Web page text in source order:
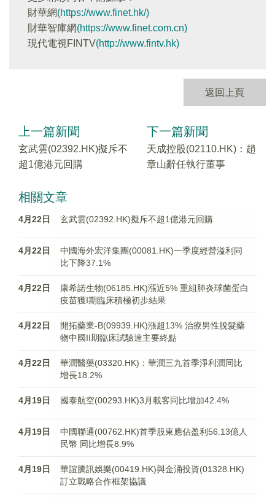
財華網(https://www.finet.hk/)
財華智庫網(https://www.finet.com.cn)
現代電視FINTV(http://www.fintv.hk)
返回上頁
上一篇新聞
玄武雲(02392.HK)擬斥不
超1億港元回購
下一篇新聞
天成控股(02110.HK)：趙
章山辭任執行董事
相關文章
4月22日 玄武雲(02392.HK)擬斥不超1億港元回購
4月22日
中國海外宏洋集團(00081.HK)一季度經營溢利同
比下降37.1%
4月22日
康希諾生物(06185.HK)漲近5% 重組肺炎球菌蛋白
疫苗獲I期臨床積極初步結果
4月22日
開拓藥業-B(09939.HK)漲超13% 治療男性脫髮藥
物中國II期臨床試驗達主要終點
4月22日
華潤醫藥(03320.HK)：華潤三九首季淨利潤同比
增長18.2%
4月19日 國泰航空(00293.HK)3月載客同比增加42.4%
4月19日
中國聯通(00762.HK)首季股東應佔盈利56.13億人
民幣 同比增長8.9%
4月19日
華誼騰訊娛樂(00419.HK)與金涌投資(01328.HK)
訂立戰略合作框架協議